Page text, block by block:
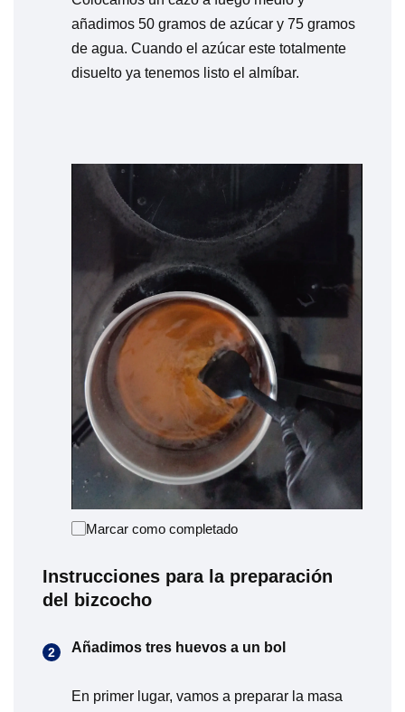
añadimos 50 gramos de azúcar y 75 gramos
de agua. Cuando el azúcar este totalmente
disuelto ya tenemos listo el almíbar.
Marcar como completado
Instrucciones para la preparación
del bizcocho
Añadimos tres huevos a un bol
En primer lugar, vamos a preparar la masa